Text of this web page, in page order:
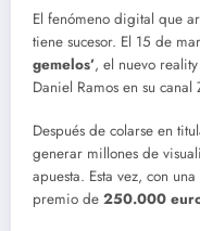
El fenómeno digital que
tiene sucesor. El 15 de
gemelos’, el nuevo
Daniel Ramos en su canal
Después de colarse en
generar millones de
apuesta. Esta vez, con
premio de 250.000